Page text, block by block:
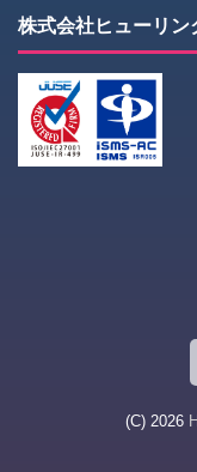
株式会社ヒューリン
(C) 2026